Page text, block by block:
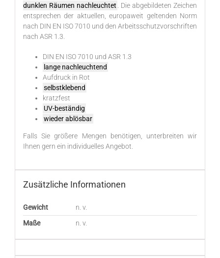
dunklen Räumen nachleuchtet . Die abgebildeten Zeichen
entsprechen der aktuellen, europaweit geltenden Norm
nach DIN EN ISO 7010 und den Arbeitsschutzvorschriften
nach ASR 1.3.
DIN EN ISO 7010 und ASR 1.3
lange nachleuchtend
Aufdruck in Rot
selbstklebend
kratzfest
UV-beständig
wieder ablösbar
Falls Sie größere Mengen benötigen, unterbreiten wir
Ihnen gern ein individuelles Angebot.
Zusätzliche Informationen
Gewicht
n. v.
Maße
n. v.